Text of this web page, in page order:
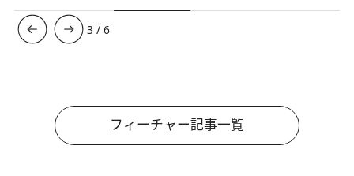
3 /6
フィーチャー記事一覧